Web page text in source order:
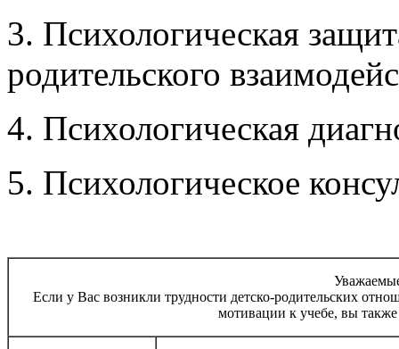
3. Психологическая
родительского
4. Психологическая
5. Психологическое
Если у Вас возникли трудности детско-родительских
мотивации к учебе, вы